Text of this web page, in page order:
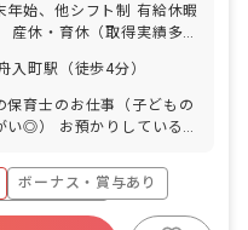
年始、他シフト制 有給休暇
産休・育休（取得実績多
入町駅（徒歩4分）
保育士のお仕事（子どもの
い◎） お預かりしている子
排泄・清潔・衣類の着脱等
通じた社会性の装着 ・行事
お知らせの作成
ボーナス・賞与あり
福利厚生充実